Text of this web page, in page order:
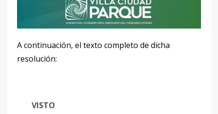
A continuación, el texto completo de dicha
resolución:
VISTO